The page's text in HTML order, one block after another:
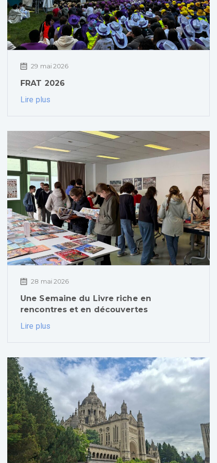
29 mai 2026
FRAT 2026
Lire plus
28 mai 2026
Une Semaine du Livre riche en
rencontres et en découvertes
Lire plus